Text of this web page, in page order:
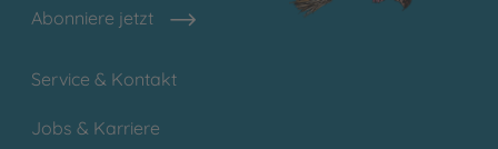
Abonniere jetzt
Service & Kontakt
Jobs & Karriere